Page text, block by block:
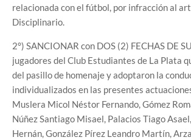
relacionada con el fútbol, por infracción al
Disciplinario.
2°) SANCIONAR con DOS (2) FECHAS DE
jugadores del Club Estudiantes de La Plata
del pasillo de homenaje y adoptaron la
individualizados en las presentes
Muslera Micol Néstor Fernando, Gómez
Núñez Santiago Misael, Palacios Tiago
Hernán, González Pírez Leandro Martín,